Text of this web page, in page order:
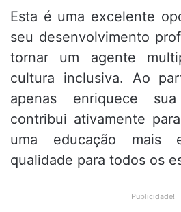
Esta é uma excelente
seu desenvolvimento
tornar um agente
cultura inclusiva. Ao
apenas enriquece
contribui ativamente
uma educação mais
qualidade para todos os
Publicidade!